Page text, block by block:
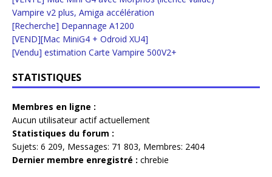
Vampire v2 plus, Amiga accélération
[Recherche] Depannage A1200
[VEND][Mac MiniG4 + Odroid XU4]
[Vendu] estimation Carte Vampire 500V2+
STATISTIQUES
Membres en ligne :
Aucun utilisateur actif actuellement
Statistiques du forum :
Sujets: 6 209, Messages: 71 803, Membres: 2404
Dernier membre enregistré : chrebie